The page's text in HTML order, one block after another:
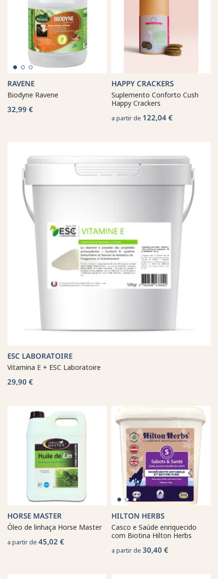
RAVENE
Biodyne Ravene
32,99 €
HAPPY CRACKERS
Suplemento Conforto Cush
Happy Crackers
a partir de 122,04 €
ESC LABORATOIRE
Vitamina E + ESC Laboratoire
29,90 €
HORSE MASTER
Óleo de linhaça Horse Master
a partir de 45,02 €
HILTON HERBS
Casco e Saúde enriquecido
com Biotina Hilton Herbs
a partir de 30,40 €